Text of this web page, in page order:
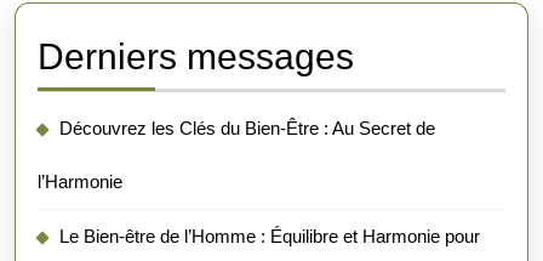
Derniers messages
Découvrez les Clés du Bien-Être : Au Secret de
l’Harmonie
Le Bien-être de l’Homme : Équilibre et Harmonie pour